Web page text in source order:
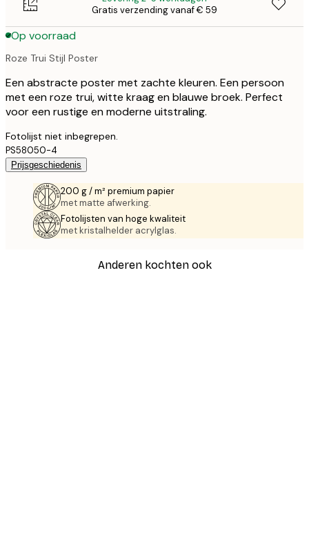
Gratis verzending vanaf € 59
Op voorraad
Roze Trui Stijl Poster
Een abstracte poster met zachte kleuren. Een persoon
met een roze trui, witte kraag en blauwe broek. Perfect
voor een rustige en moderne uitstraling.
Fotolijst niet inbegrepen.
PS58050-4
Prijsgeschiedenis
200 g / m² premium papier
met matte afwerking.
Fotolijsten van hoge kwaliteit
met kristalhelder acrylglas.
Anderen kochten ook